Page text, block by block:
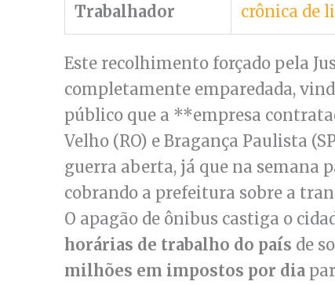
Trabalhador
crônica de
Este recolhimento forçado pela
completamente emparedada,
público que a **empresa
Velho (RO) e Bragança Paulista
guerra aberta, já que na semana
cobrando a prefeitura sobre a
O apagão de ônibus castiga o
horárias de trabalho do país de
milhões em impostos por dia